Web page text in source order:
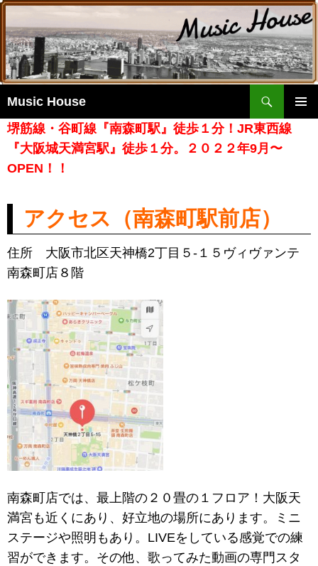
Music House
検
メイ
ン
テ
ツ
移
堺筋線・谷町線『南森町駅』徒歩１分！JR東西線
『大阪城天満宮駅』徒歩１分。２０２２年9月〜
OPEN！！
アクセス（南森町駅前店）
住所 大阪市北区天神橋2丁目５-１５ヴィヴァンテ
南森町店８階
南森町店では、最上階の２０畳の１フロア！大阪天
満宮も近くにあり、好立地の場所にあります。ミニ
ステージや照明もあり。LIVEをしている感覚での練
習ができます。その他、歌ってみた動画の専門スタ